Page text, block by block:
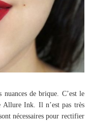
de brique. C’est le
Allure Ink. Il n’est pas très
nécessaires pour rectifier